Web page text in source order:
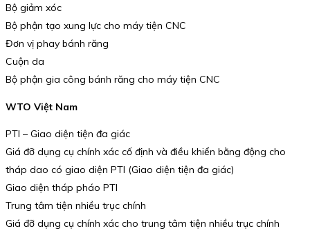
Bộ giảm xóc
Bộ phận tạo xung lực cho máy tiện CNC
Đơn vị phay bánh răng
Cuộn da
Bộ phận gia công bánh răng cho máy tiện CNC
WTO Việt Nam
PTI – Giao diện tiện đa giác
Giá đỡ dụng cụ chính xác cố định và điều khiển bằng động cho
tháp dao có giao diện PTI (Giao diện tiện đa giác)
Giao diện tháp pháo PTI
Trung tâm tiện nhiều trục chính
Giá đỡ dụng cụ chính xác cho trung tâm tiện nhiều trục chính